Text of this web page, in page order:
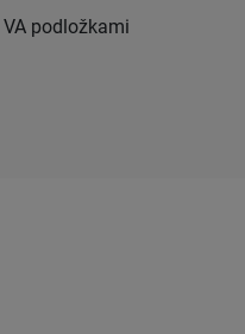
podložkami